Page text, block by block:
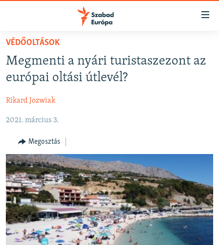
Akadálymentes
Ugrás
fő
oldalra
Ugrás
AKTUÁLIS
PODCASTOK
VIDEÓK
ELEMZŐ
NER15
SZABADON
TÁRSADALOM
DEMOKRÁCIA
A PÉNZ NYOMÁBAN
EURÓPAI UNIÓ
VÉDŐOLTÁSOK
Megmenti a nyári turistaszezont az
európai oltási útlevél?
Rikard Jozwiak
2021. március 3.
Megosztás